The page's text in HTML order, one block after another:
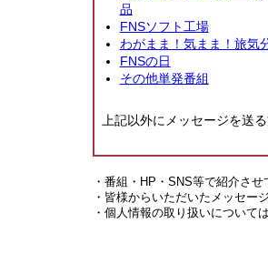
品
FNSソフト工場
わがまま！気まま！旅気
FNSの日
その他単発番組
上記以外にメッセージを送る
・番組・HP・SNS等で紹介さ
・皆様からいただいたメッセー
・個人情報の取り扱いについては